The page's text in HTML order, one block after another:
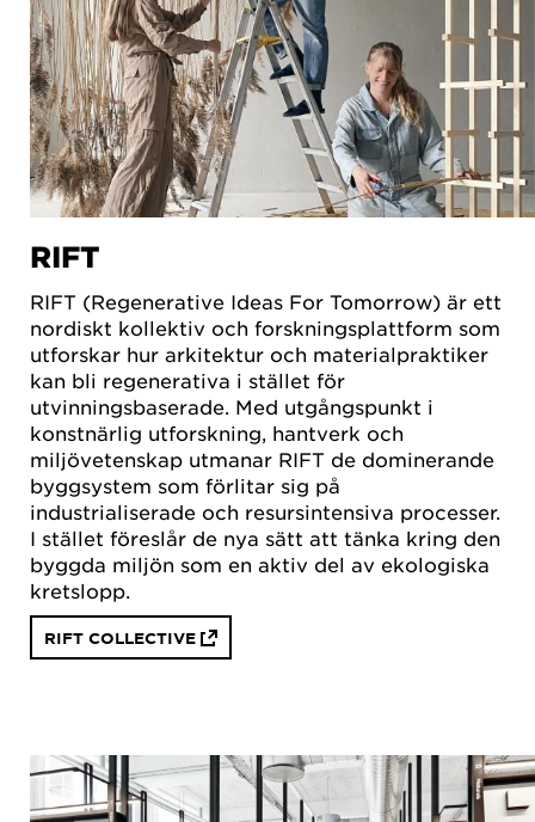
RIFT
RIFT (Regenerative Ideas For Tomorrow) är ett
nordiskt kollektiv och forskningsplattform som
utforskar hur arkitektur och materialpraktiker
kan bli regenerativa i stället för
utvinningsbaserade. Med utgångspunkt i
konstnärlig utforskning, hantverk och
miljövetenskap utmanar RIFT de dominerande
byggsystem som förlitar sig på
industrialiserade och resursintensiva processer.
I stället föreslår de nya sätt att tänka kring den
byggda miljön som en aktiv del av ekologiska
kretslopp.
RIFT COLLECTIVE